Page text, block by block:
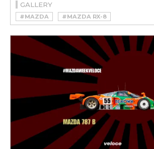
GALLERY
#MAZDA
#MAZDA RX-8
#MAZDAWEEKVELOCE
#ROTATATIVO
#RX-8
#WANKEL #WEEKVELOCE